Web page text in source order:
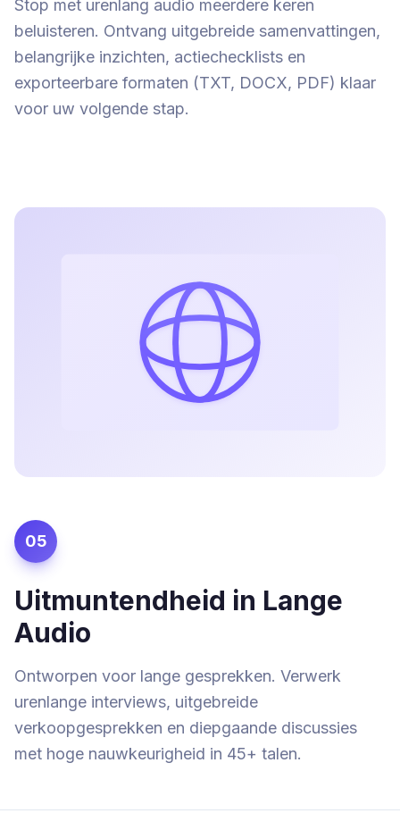
Stop met urenlang audio meerdere keren
beluisteren. Ontvang uitgebreide samenvattingen,
belangrijke inzichten, actiechecklists en
exporteerbare formaten (TXT, DOCX, PDF) klaar
voor uw volgende stap.
05
Uitmuntendheid in Lange
Audio
Ontworpen voor lange gesprekken. Verwerk
urenlange interviews, uitgebreide
verkoopgesprekken en diepgaande discussies
met hoge nauwkeurigheid in 45+ talen.